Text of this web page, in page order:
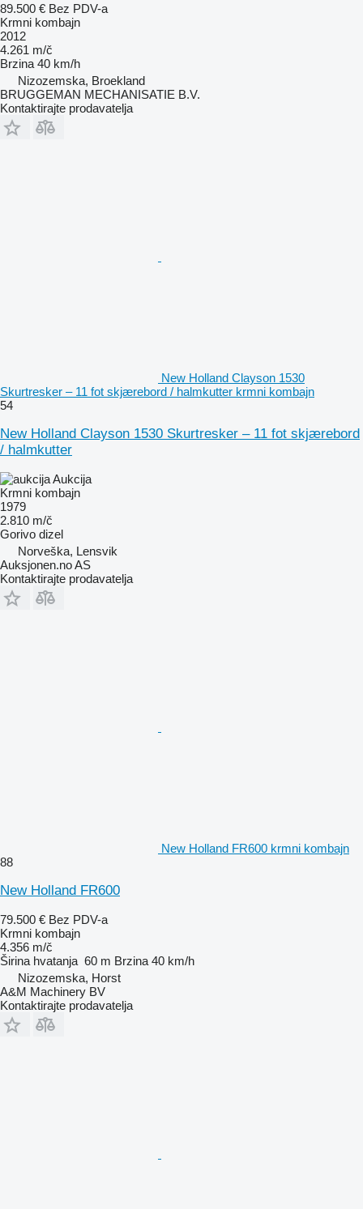
89.500 € Bez PDV-a
Krmni kombajn
2012
4.261 m/č
Brzina 40 km/h
Nizozemska, Broekland
BRUGGEMAN MECHANISATIE B.V.
Kontaktirajte prodavatelja
New Holland Clayson 1530
Skurtresker – 11 fot skjærebord / halmkutter krmni kombajn
54
New Holland Clayson 1530 Skurtresker – 11 fot skjærebord
/ halmkutter
Aukcija
Krmni kombajn
1979
2.810 m/č
Gorivo dizel
Norveška, Lensvik
Auksjonen.no AS
Kontaktirajte prodavatelja
New Holland FR600 krmni kombajn
88
New Holland FR600
79.500 € Bez PDV-a
Krmni kombajn
4.356 m/č
Širina hvatanja 60 m Brzina 40 km/h
Nizozemska, Horst
A&M Machinery BV
Kontaktirajte prodavatelja